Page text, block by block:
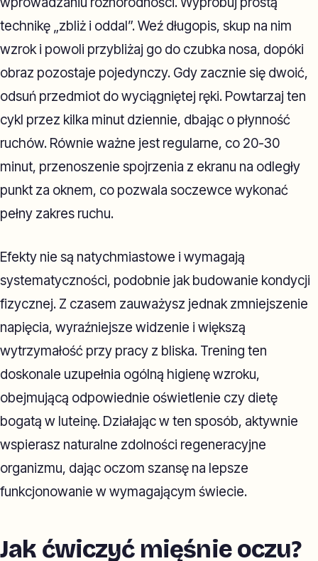
technikę „zbliż i oddal”. Weź długopis, skup na nim
wzrok i powoli przybliżaj go do czubka nosa, dopóki
obraz pozostaje pojedynczy. Gdy zacznie się dwoić,
odsuń przedmiot do wyciągniętej ręki. Powtarzaj ten
cykl przez kilka minut dziennie, dbając o płynność
ruchów. Równie ważne jest regularne, co 20-30
minut, przenoszenie spojrzenia z ekranu na odległy
punkt za oknem, co pozwala soczewce wykonać
pełny zakres ruchu.
Efekty nie są natychmiastowe i wymagają
systematyczności, podobnie jak budowanie kondycji
fizycznej. Z czasem zauważysz jednak zmniejszenie
napięcia, wyraźniejsze widzenie i większą
wytrzymałość przy pracy z bliska. Trening ten
doskonale uzupełnia ogólną higienę wzroku,
obejmującą odpowiednie oświetlenie czy dietę
bogatą w luteinę. Działając w ten sposób, aktywnie
wspierasz naturalne zdolności regeneracyjne
organizmu, dając oczom szansę na lepsze
funkcjonowanie w wymagającym świecie.
Jak ćwiczyć mięśnie oczu?